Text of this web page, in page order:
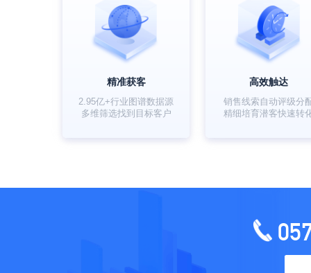
精准获客
2.95亿+行业图谱数据源
多维筛选找到目标客户
高效触达
销售线索自动评级分
精细培育潜客快速转